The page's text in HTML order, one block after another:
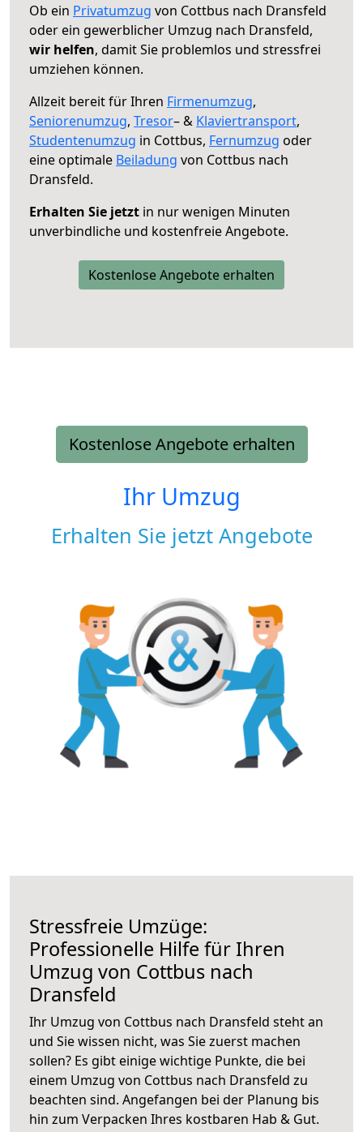
Ob ein Privatumzug von Cottbus nach Dransfeld
oder ein gewerblicher Umzug nach Dransfeld,
wir helfen, damit Sie problemlos und stressfrei
umziehen können.
Allzeit bereit für Ihren Firmenumzug,
Seniorenumzug, Tresor– & Klaviertransport,
Studentenumzug in Cottbus, Fernumzug oder
eine optimale Beiladung von Cottbus nach
Dransfeld.
Erhalten Sie jetzt in nur wenigen Minuten
unverbindliche und kostenfreie Angebote.
Kostenlose Angebote erhalten
Kostenlose Angebote erhalten
Ihr Umzug
Erhalten Sie jetzt Angebote
Stressfreie Umzüge:
Professionelle Hilfe für Ihren
Umzug von Cottbus nach
Dransfeld
Ihr Umzug von Cottbus nach Dransfeld steht an
und Sie wissen nicht, was Sie zuerst machen
sollen? Es gibt einige wichtige Punkte, die bei
einem Umzug von Cottbus nach Dransfeld zu
beachten sind. Angefangen bei der Planung bis
hin zum Verpacken Ihres kostbaren Hab & Gut.